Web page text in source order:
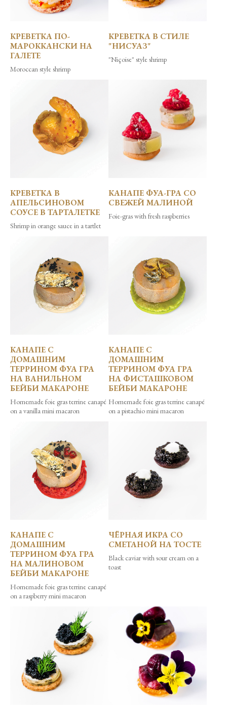
КРЕВЕТКА ПО-
МАРОККАНСКИ НА
ГАЛЕТЕ
Moroccan style shrimp
КРЕВЕТКА В СТИЛЕ
"НИСУАЗ"
"Niçoise" style shrimp
КРЕВЕТКА В
АПЕЛЬСИНОВОМ
СОУСЕ В ТАРТАЛЕТКЕ
Shrimp in orange sauce in a tartlet
КАНАПЕ ФУА-ГРА СО
СВЕЖЕЙ МАЛИНОЙ
Foie-gras with fresh raspberries
КАНАПЕ С
ДОМАШНИМ
ТЕРРИНОМ ФУА ГРА
НА ВАНИЛЬНОМ
БЕЙБИ МАКАРОНЕ
Homemade foie gras terrine canapé
on a vanilla mini macaron
КАНАПЕ С
ДОМАШНИМ
ТЕРРИНОМ ФУА ГРА
НА ФИСТАШКОВОМ
БЕЙБИ МАКАРОНЕ
Homemade foie gras terrine canapé
on a pistachio mini macaron
КАНАПЕ С
ДОМАШНИМ
ТЕРРИНОМ ФУА ГРА
НА МАЛИНОВОМ
БЕЙБИ МАКАРОНЕ
Homemade foie gras terrine canapé
on a raspberry mini macaron
ЧЁРНАЯ ИКРА СО
СМЕТАНОЙ НА ТОСТЕ
Black caviar with sour cream on a
toast